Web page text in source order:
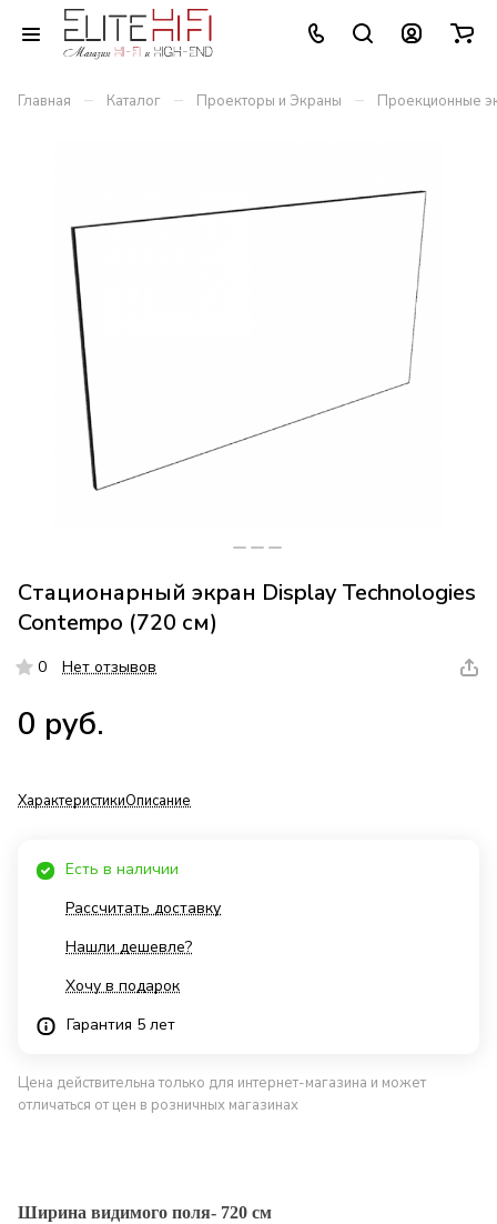
Главная – Каталог – Проекторы и Экраны – Проекционные
Стационарный экран Display Technologies
Contempo (720 см)
0 Нет отзывов
0 руб.
ХарактеристикиОписание
Есть в наличии
Рассчитать доставку
Нашли дешевле?
Хочу в подарок
Гарантия 5 лет
Цена действительна только для интернет-магазина и может
отличаться от цен в розничных магазинах
Ширина видимого поля- 720 см